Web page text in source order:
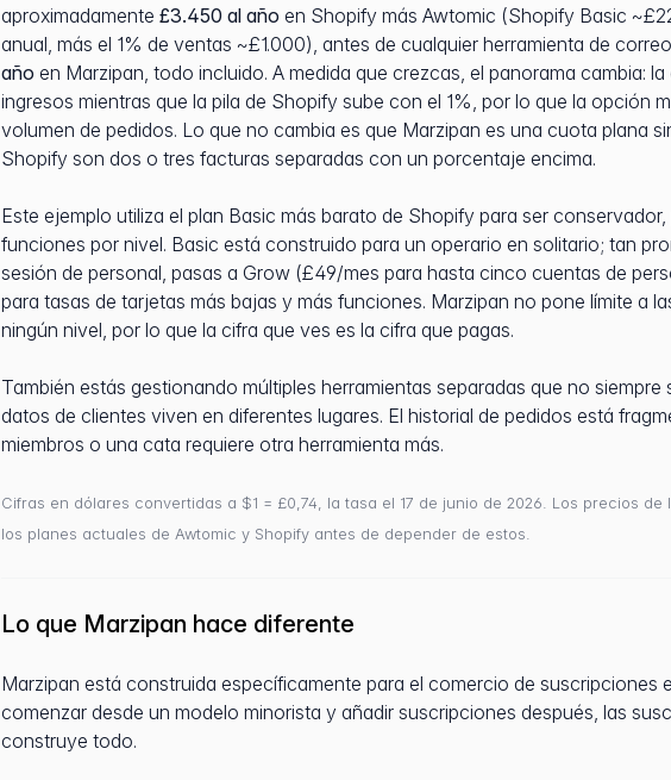
aproximadamente £3.450 al año en Shopify más Awtomic (Shopify Basic
anual, más el 1% de ventas ~£1.000), antes de cualquier herramienta de
año en Marzipan, todo incluido. A medida que crezcas, el panorama cambia:
ingresos mientras que la pila de Shopify sube con el 1%, por lo que la opción
volumen de pedidos. Lo que no cambia es que Marzipan es una cuota plana
Shopify son dos o tres facturas separadas con un porcentaje encima.
Este ejemplo utiliza el plan Basic más barato de Shopify para ser
funciones por nivel. Basic está construido para un operario en solitario; tan
sesión de personal, pasas a Grow (£49/mes para hasta cinco cuentas de
para tasas de tarjetas más bajas y más funciones. Marzipan no pone límite a
ningún nivel, por lo que la cifra que ves es la cifra que pagas.
También estás gestionando múltiples herramientas separadas que no
datos de clientes viven en diferentes lugares. El historial de pedidos está
miembros o una cata requiere otra herramienta más.
Cifras en dólares convertidas a $1 = £0,74, la tasa el 17 de junio de 2026. Los precios
los planes actuales de Awtomic y Shopify antes de depender de estos.
Lo que Marzipan hace diferente
Marzipan está construida específicamente para el comercio de suscripciones
comenzar desde un modelo minorista y añadir suscripciones después, las
construye todo.